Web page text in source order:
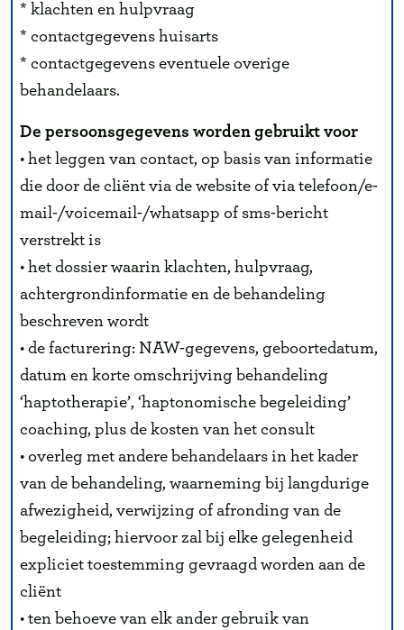
* klachten en hulpvraag
* contactgegevens huisarts
* contactgegevens eventuele overige
behandelaars.
De persoonsgegevens worden gebruikt voor
• het leggen van contact, op basis van informatie
die door de cliënt via de website of via telefoon/e-
mail-/voicemail-/whatsapp of sms-bericht
verstrekt is
• het dossier waarin klachten, hulpvraag,
achtergrondinformatie en de behandeling
beschreven wordt
• de facturering: NAW-gegevens, geboortedatum,
datum en korte omschrijving behandeling
‘haptotherapie’, ‘haptonomische begeleiding’
coaching, plus de kosten van het consult
• overleg met andere behandelaars in het kader
van de behandeling, waarneming bij langdurige
afwezigheid, verwijzing of afronding van de
begeleiding; hiervoor zal bij elke gelegenheid
expliciet toestemming gevraagd worden aan de
cliënt
• ten behoeve van elk ander gebruik van